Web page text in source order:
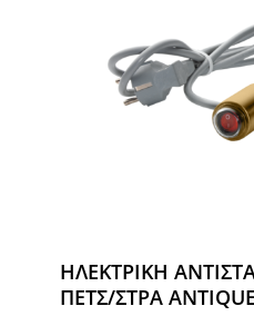
ΗΛΕΚΤΡΙΚΗ
ΠΕΤΣ/ΣΤΡΑ